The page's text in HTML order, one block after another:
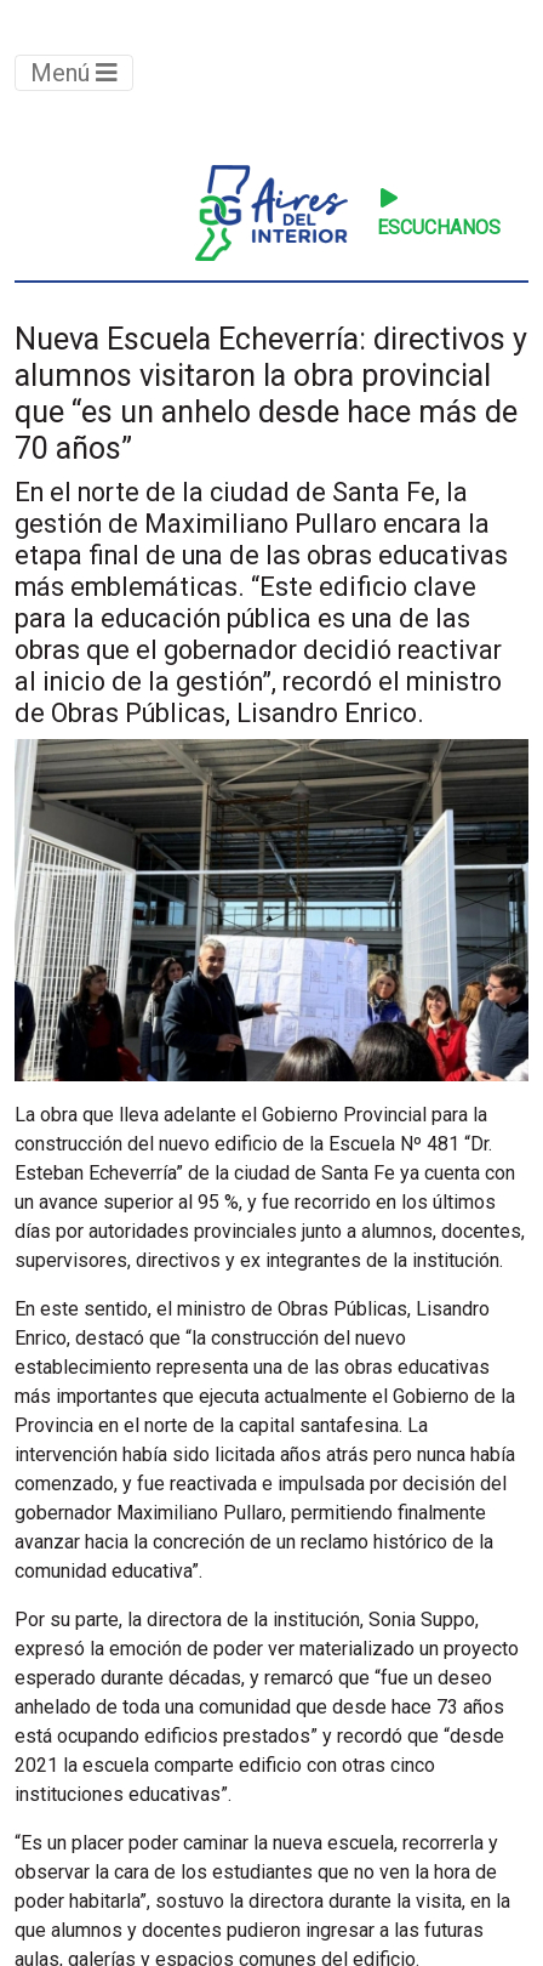
Menú
ESCUCHANOS
Nueva Escuela Echeverría: directivos y
alumnos visitaron la obra provincial
que “es un anhelo desde hace más de
70 años”
En el norte de la ciudad de Santa Fe, la
gestión de Maximiliano Pullaro encara la
etapa final de una de las obras educativas
más emblemáticas. “Este edificio clave
para la educación pública es una de las
obras que el gobernador decidió reactivar
al inicio de la gestión”, recordó el ministro
de Obras Públicas, Lisandro Enrico.
La obra que lleva adelante el Gobierno Provincial para la
construcción del nuevo edificio de la Escuela Nº 481 “Dr.
Esteban Echeverría” de la ciudad de Santa Fe ya cuenta con
un avance superior al 95 %, y fue recorrido en los últimos
días por autoridades provinciales junto a alumnos, docentes,
supervisores, directivos y ex integrantes de la institución.
En este sentido, el ministro de Obras Públicas, Lisandro
Enrico, destacó que “la construcción del nuevo
establecimiento representa una de las obras educativas
más importantes que ejecuta actualmente el Gobierno de la
Provincia en el norte de la capital santafesina. La
intervención había sido licitada años atrás pero nunca había
comenzado, y fue reactivada e impulsada por decisión del
gobernador Maximiliano Pullaro, permitiendo finalmente
avanzar hacia la concreción de un reclamo histórico de la
comunidad educativa”.
Por su parte, la directora de la institución, Sonia Suppo,
expresó la emoción de poder ver materializado un proyecto
esperado durante décadas, y remarcó que “fue un deseo
anhelado de toda una comunidad que desde hace 73 años
está ocupando edificios prestados” y recordó que “desde
2021 la escuela comparte edificio con otras cinco
instituciones educativas”.
“Es un placer poder caminar la nueva escuela, recorrerla y
observar la cara de los estudiantes que no ven la hora de
poder habitarla”, sostuvo la directora durante la visita, en la
que alumnos y docentes pudieron ingresar a las futuras
aulas, galerías y espacios comunes del edificio.